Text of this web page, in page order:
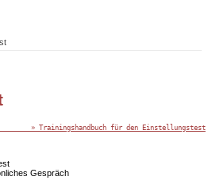
» Trainingshandbuch für den Einstellungstest
Gespräch